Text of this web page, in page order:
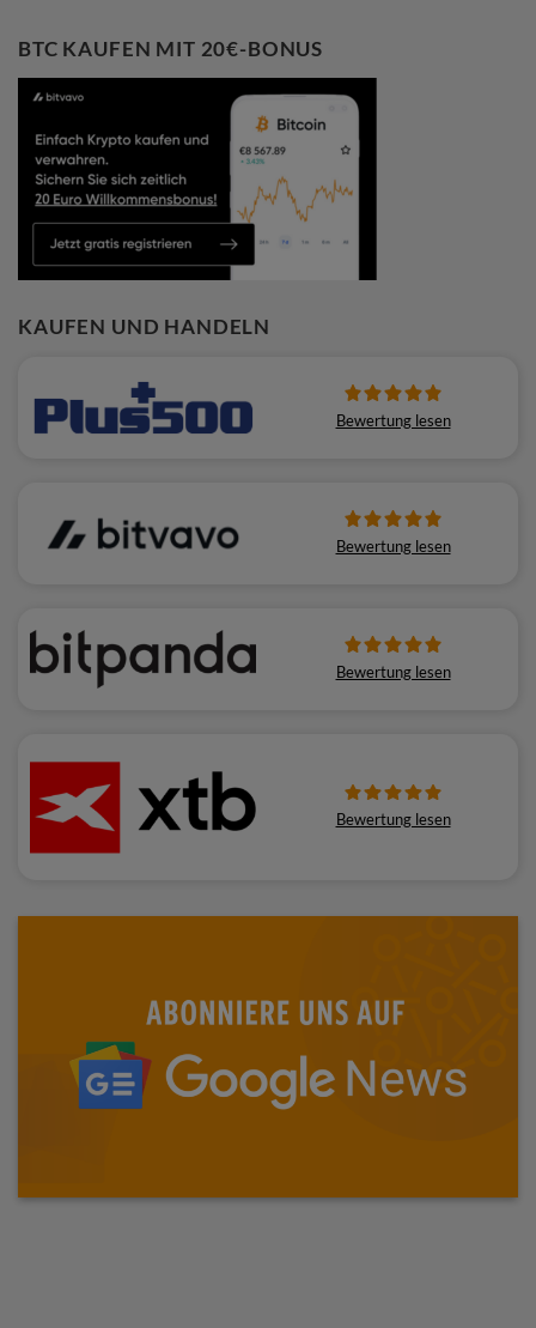
BTC KAUFEN MIT 20€-BONUS
KAUFEN UND HANDELN
Bewertung lesen
Bewertung lesen
Bewertung lesen
Bewertung lesen